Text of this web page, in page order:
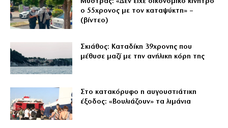
ο 55χρονος με τον καταψύκτη» –
(βίντεο)
Σκιάθος: Καταδίκη 39χρονης που
μέθυσε μαζί με την ανήλικη κόρη της
Στο κατακόρυφο η αυγουστιάτικη
έξοδος: «Βουλιάζουν» τα λιμάνια